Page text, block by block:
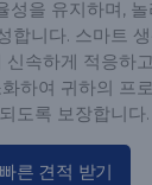
성을 유지하며,
합니다. 스마트
신속하게 적응하
하여 귀하의 프
도록 보장합니다.
빠른 견적 받기